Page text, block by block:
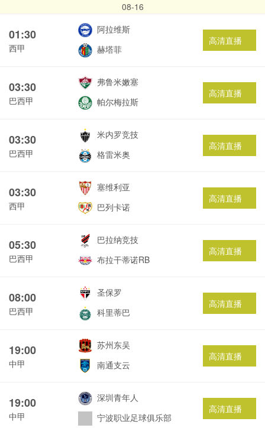
08-16
01:30
西甲
阿拉维斯
赫塔菲
高清直播
03:30
巴西甲
弗鲁米嫩塞
帕尔梅拉斯
高清直播
03:30
巴西甲
米内罗竞技
格雷米奥
高清直播
03:30
西甲
塞维利亚
巴列卡诺
高清直播
05:30
巴西甲
巴拉纳竞技
布拉干蒂诺RB
高清直播
08:00
巴西甲
圣保罗
科里蒂巴
高清直播
19:00
中甲
苏州东吴
南通支云
高清直播
19:00
中甲
深圳青年人
宁波职业足球俱乐部
高清直播